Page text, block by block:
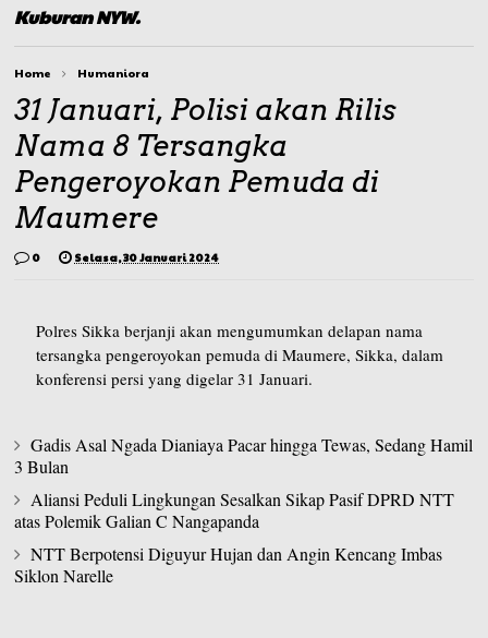
Kuburan NYW.
Home Humaniora
31 Januari, Polisi akan Rilis
Nama 8 Tersangka
Pengeroyokan Pemuda di
Maumere
0 Selasa, 30 Januari 2024
Polres Sikka berjanji akan mengumumkan delapan nama
tersangka pengeroyokan pemuda di Maumere, Sikka, dalam
konferensi persi yang digelar 31 Januari.
Gadis Asal Ngada Dianiaya Pacar hingga Tewas, Sedang Hamil
3 Bulan
Aliansi Peduli Lingkungan Sesalkan Sikap Pasif DPRD NTT
atas Polemik Galian C Nangapanda
NTT Berpotensi Diguyur Hujan dan Angin Kencang Imbas
Siklon Narelle